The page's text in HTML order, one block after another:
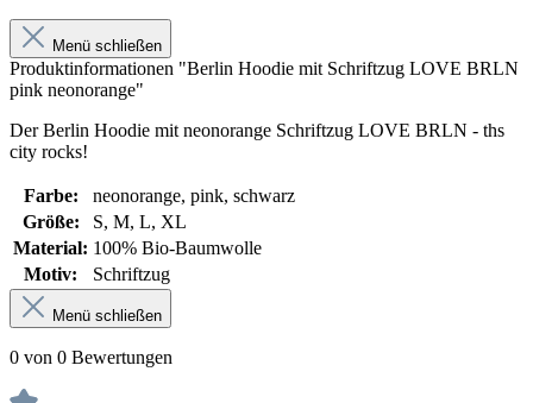
Menü schließen
Produktinformationen "Berlin Hoodie mit Schriftzug LOVE BRLN
pink neonorange"
Der Berlin Hoodie mit neonorange Schriftzug LOVE BRLN - ths
city rocks!
Farbe: neonorange, pink, schwarz
Größe:
S, M, L, XL
Material: 100% Bio-Baumwolle
Motiv:
Schriftzug
Menü schließen
0 von 0 Bewertungen